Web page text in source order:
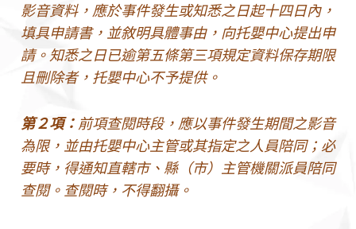
影音資料，應於事件發生或知悉之日起十四日內，
填具申請書，並敘明具體事由，向托嬰中心提出申
請。知悉之日已逾第五條第三項規定資料保存期限
且刪除者，托嬰中心不予提供。
第２項： 前項查閱時段，應以事件發生期間之影音
為限，並由托嬰中心主管或其指定之人員陪同；必
要時，得通知直轄市、縣（市）主管機關派員陪同
查閱。查閱時，不得翻攝。